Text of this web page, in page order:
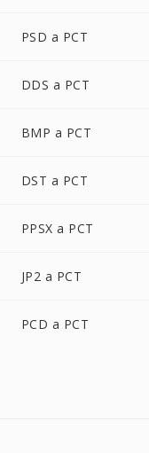
PSD a PCT
DDS a PCT
BMP a PCT
DST a PCT
PPSX a PCT
JP2 a PCT
PCD a PCT